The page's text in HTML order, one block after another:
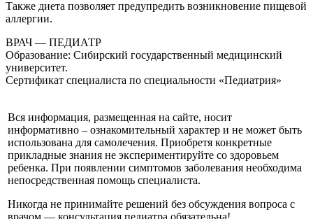
Также диета позволяет предупредить возникновение пищевой
аллергии.
ВРАЧ — ПЕДИАТР
Образование: Сибирский государственный медицинский
университет.
Сертификат специалиста по специальности «Педиатрия»
Вся информация, размещенная на сайте, носит
информативно – ознакомительный характер и не может быть
использована для самолечения. Приобретя конкретные
прикладные знания не экспериментируйте со здоровьем
ребенка. При появлении симптомов заболевания необходима
непосредственная помощь специалиста.
Никогда не принимайте решений без обсуждения вопроса с
врачом — консультация педиатра обязательна!